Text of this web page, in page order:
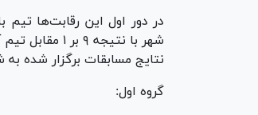
شهر با نتیجه ۹ بر ۱ مقابل تیم آلمان به برتری رسید.
نتایج مسابقات برگزار شده
گروه اول: